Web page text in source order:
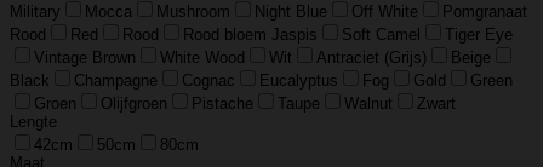
Military
Mocca Mushroom Night Blue Off White
Pomgranaat
Rood
Red Rood Rood bloem Jaspis Soft Camel
Tiger Eye
Vintage Brown
White Wood Wit Antraciet (Grijs)
Beige
Black
Champagne Cognac Eucalyptus Fog Gold
Green
Groen
Olijfgroen Pistache Taupe Walnut
Zwart
Lengte
42cm
50cm
80cm
Maat